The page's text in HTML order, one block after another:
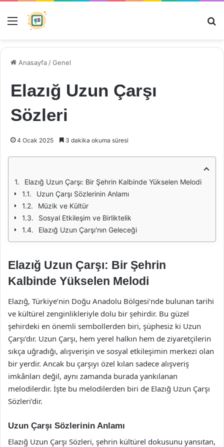
Menü
Anasayfa /Genel
Elazığ Uzun Çarşı
Sözleri
4 Ocak 2025 3 dakika okuma süresi
Elazığ Uzun Çarşı: Bir Şehrin Kalbinde Yükselen Melodi
Uzun Çarşı Sözlerinin Anlamı
Müzik ve Kültür
Sosyal Etkileşim ve Birliktelik
Elazığ Uzun Çarşı'nın Geleceği
Elazığ Uzun Çarşı: Bir Şehrin
Kalbinde Yükselen Melodi
Elazığ, Türkiye’nin Doğu Anadolu Bölgesi’nde bulunan tarihi
ve kültürel zenginlikleriyle dolu bir şehirdir. Bu güzel
şehirdeki en önemli sembollerden biri, şüphesiz ki Uzun
Çarşı’dır. Uzun Çarşı, hem yerel halkın hem de ziyaretçilerin
sıkça uğradığı, alışverişin ve sosyal etkileşimin merkezi olan
bir yerdir. Ancak bu çarşıyı özel kılan sadece alışveriş
imkânları değil, aynı zamanda burada yankılanan
melodilerdir. İşte bu melodilerden biri de Elazığ Uzun Çarşı
Sözleri’dir.
Uzun Çarşı Sözlerinin Anlamı
Elazığ Uzun Çarşı Sözleri, şehrin kültürel dokusunu yansıtan,